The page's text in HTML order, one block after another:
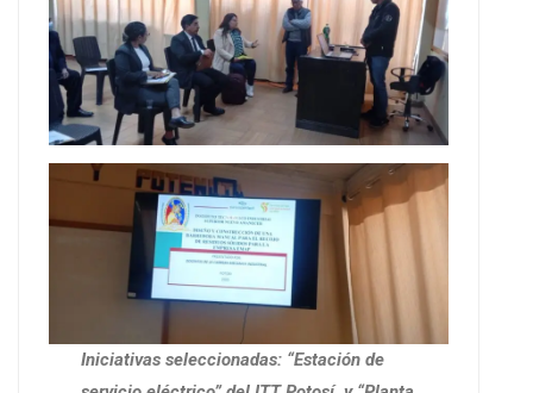
Iniciativas seleccionadas: “Estación de